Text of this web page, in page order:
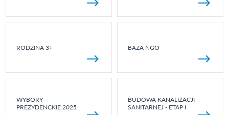
RODZINA 3+ BAZA NGO
WYBORY
PREZYDENCKIE 2025
BUDOWA KANALIZACJI
SANITARNEJ - ETAP I